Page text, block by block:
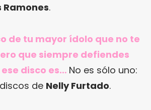
Ramones.
de tu mayor ídolo que no te
que siempre defiendes
disco es… No es sólo uno:
de Nelly Furtado.